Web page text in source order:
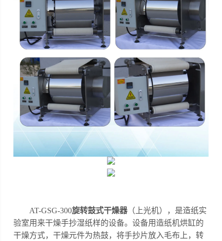
AT-GSG-300旋转鼓式干燥器（上光机），是造纸实
验室用来干燥手抄湿纸样的设备。设备用造纸机烘缸的
干燥方式，干燥元件为热鼓，将手抄片放入毛布上，转